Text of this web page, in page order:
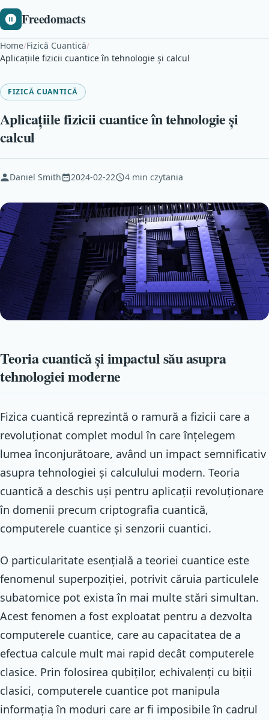
Freedomacts
Home/Fizică Cuantică/
Aplicațiile fizicii cuantice în tehnologie și calcul
FIZICĂ CUANTICĂ
Aplicațiile fizicii cuantice în tehnologie și
calcul
Daniel Smith 2024-02-22 4 min czytania
Teoria cuantică și impactul său asupra
tehnologiei moderne
Fizica cuantică reprezintă o ramură a fizicii care a
revoluționat complet modul în care înțelegem
lumea înconjurătoare, având un impact semnificativ
asupra tehnologiei și calculului modern. Teoria
cuantică a deschis uși pentru aplicații revoluționare
în domenii precum criptografia cuantică,
computerele cuantice și senzorii cuantici.
O particularitate esențială a teoriei cuantice este
fenomenul superpoziției, potrivit căruia particulele
subatomice pot exista în mai multe stări simultan.
Acest fenomen a fost exploatat pentru a dezvolta
computerele cuantice, care au capacitatea de a
efectua calcule mult mai rapid decât computerele
clasice. Prin folosirea qubiților, echivalenți cu biții
clasici, computerele cuantice pot manipula
informația în moduri care ar fi imposibile în cadrul